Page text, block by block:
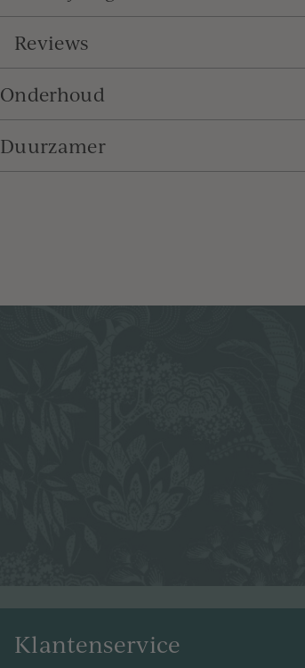
Reviews
Onderhoud
Duurzamer
Klantenservice